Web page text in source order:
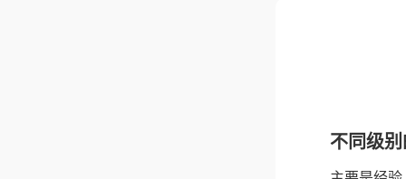
不同级